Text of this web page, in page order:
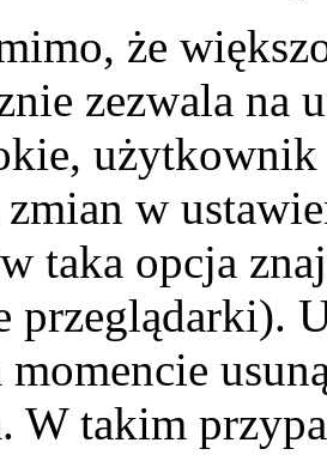
że
zezwala na
użytkownik
w
taka opcja
przeglądarki).
W takim